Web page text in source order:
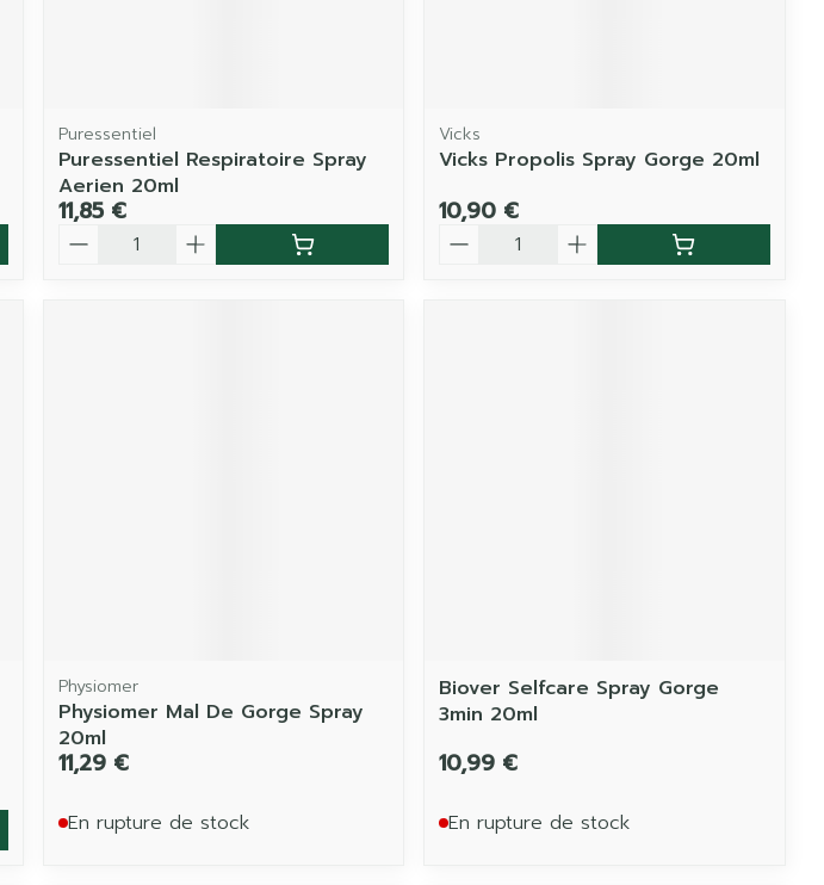
Puressentiel
Puressentiel Respiratoire Spray
Aerien 20ml
11,85 €
Quantité
Vicks
Vicks Propolis Spray Gorge 20ml
10,90 €
Quantité
Physiomer
Physiomer Mal De Gorge Spray
20ml
11,29 €
En rupture de stock
Biover Selfcare Spray Gorge
3min 20ml
10,99 €
En rupture de stock